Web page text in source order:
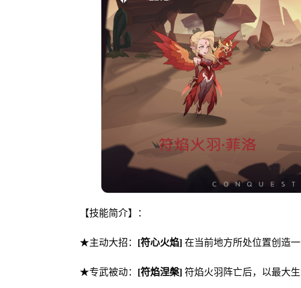
【技能简介】：
★主动大招： [符心火焰]在当前地方所处位置创造一
★专武被动： [符焰涅槃]符焰火羽阵亡后，以最大